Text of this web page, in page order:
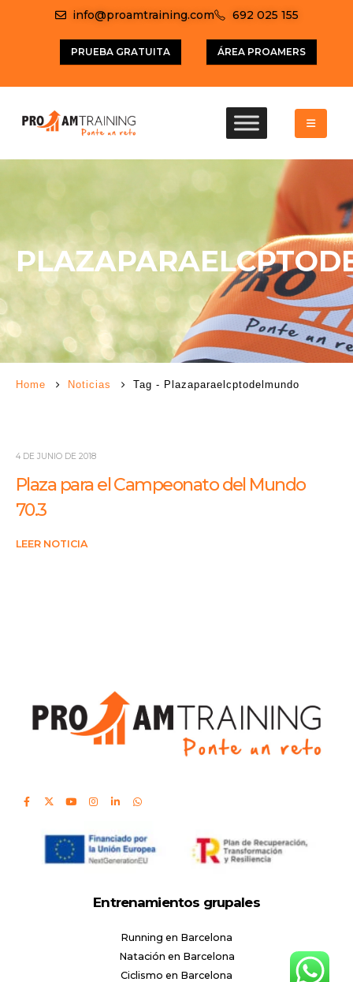
info@proamtraining.com 692 025 155
PRUEBA GRATUITA ÁREA PROAMERS
Home Noticias Tag - Plazaparaelcptodelmundo
4 DE JUNIO DE 2018
Plaza para el Campeonato del Mundo
70.3
LEER NOTICIA
Entrenamientos grupales
Running en Barcelona
Natación en Barcelona
Ciclismo en Barcelona